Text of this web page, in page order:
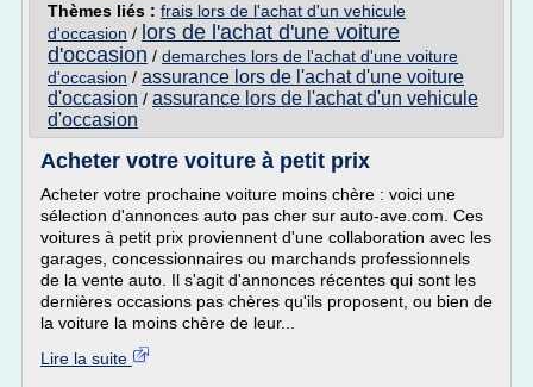
Thèmes liés : frais lors de l'achat d'un vehicule
d'occasion / lors de l'achat d'une voiture
d'occasion / demarches lors de l'achat d'une voiture
d'occasion / assurance lors de l'achat d'une voiture
d'occasion / assurance lors de l'achat d'un vehicule
d'occasion
Acheter votre voiture à petit prix
Acheter votre prochaine voiture moins chère : voici une
sélection d'annonces auto pas cher sur auto-ave.com. Ces
voitures à petit prix proviennent d'une collaboration avec les
garages, concessionnaires ou marchands professionnels
de la vente auto. Il s'agit d'annonces récentes qui sont les
dernières occasions pas chères qu'ils proposent, ou bien de
la voiture la moins chère de leur...
Lire la suite